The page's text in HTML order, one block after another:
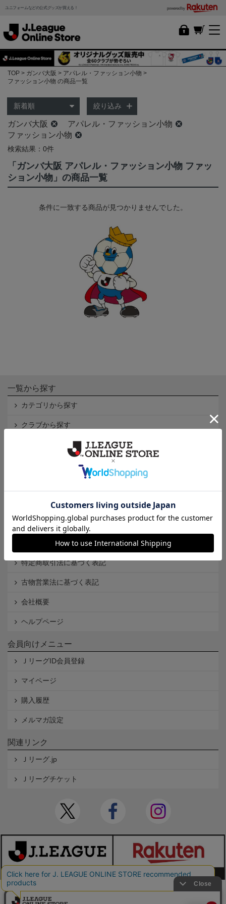
ユニフォームなどの公式グッズが買える！ powered by
TOP ガンバ大阪
アパレル・ファッション小物
ファッション小物 の商品一覧
絞り込み
ガンバ大阪
アパレル・ファッション小物
ファッション小物
検索結果：0件
「ガンバ大阪 アパレル・ファッション小物 ファッ
ション小物」の商品一覧
条件に一致する商品が見つかりませんでした。
一覧から探す
カテゴリから探す
クラブから探す
Ｊ2
インフォメーション
個人情報保護方針
Cookieポリシー
特定商取引法に基づく表記
古物営業法に基づく表記
会社概要
ヘルプページ
会員向けメニュー
ＪリーグID会員登録
マイページ
購入履歴
メルマガ設定
関連リンク
Ｊリーグ.jp
Ｊリーグチケット
本サイトで使用している文章・画像等の無断での複製・転載を禁止します。